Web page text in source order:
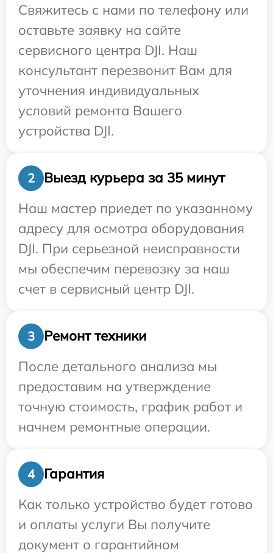
Свяжитесь с нами по телефону или
оставьте заявку на сайте
сервисного центра DJI. Наш
консультант перезвонит Вам для
уточнения индивидуальных
условий ремонта Вашего
устройства DJI.
2
Выезд курьера за 35 минут
Наш мастер приедет по указанному
адресу для осмотра оборудования
DJI. При серьезной неисправности
мы обеспечим перевозку за наш
счет в сервисный центр DJI.
3
Ремонт техники
После детального анализа мы
предоставим на утверждение
точную стоимость, график работ и
начнем ремонтные операции.
4
Гарантия
Как только устройство будет готово
и оплаты услуги Вы получите
документ о гарантийном